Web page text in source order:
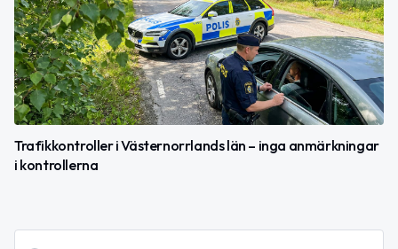
Trafikkontroller i Västernorrlands län – inga anmärkningar
i kontrollerna